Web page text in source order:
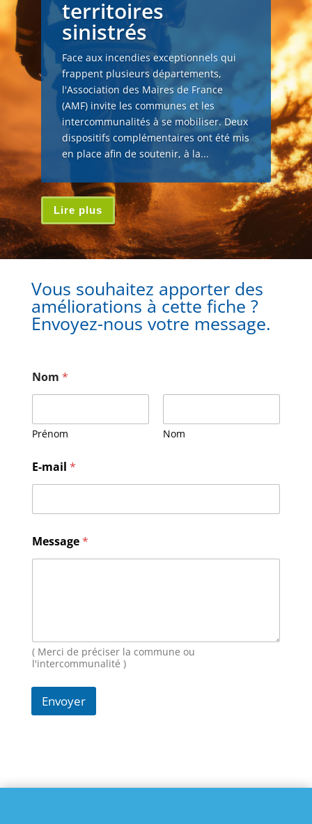
territoires
sinistrés
Face aux incendies exceptionnels qui
frappent plusieurs départements,
l'Association des Maires de France
(AMF) invite les communes et les
intercommunalités à se mobiliser. Deux
dispositifs complémentaires ont été mis
en place afin de soutenir, à la...
Lire plus
Vous souhaitez apporter des
améliorations à cette fiche ?
Envoyez-nous votre message.
Nom *
Prénom Nom
E-mail *
e
s
m
a
l
o
Message*
( Merci de préciser la commune ou
l'intercommunalité )
Envoyer